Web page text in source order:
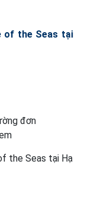
of the Seas tại
đơn